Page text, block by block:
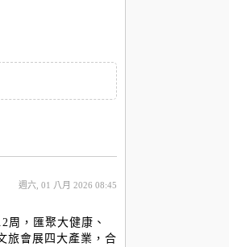
週六, 01 八月 2026 08:45
周，匯聚大健康、
旅會展四大產業，合